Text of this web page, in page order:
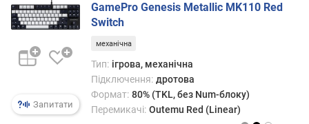
з
а
в
і
у
к
Запитати
GamePro Genesis Metallic MK110 Red
Switch
механічна
Тип: ігрова, механічна
Підключення: дротова
Формат: 80% (TKL, без Num-блоку)
Перемикачі: Outemu Red (Linear)